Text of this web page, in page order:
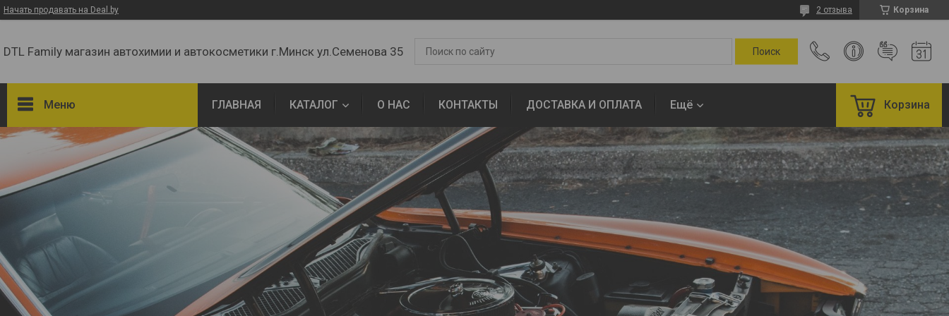
Начать продавать на Deal.by Корзина
2 отзыва
DTL Family магазин автохимии и автокосметики г.Минск ул.Семенова 35
Меню
Фильтры
ГЛАВНАЯ КАТАЛОГ О НАС КОНТАКТЫ ДОСТАВКА И ОПЛАТА Ещё Корзина